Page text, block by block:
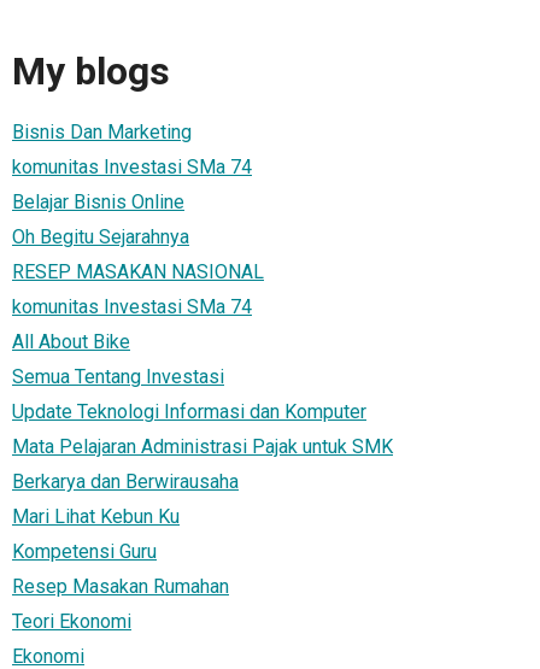
My blogs
Bisnis Dan Marketing
komunitas Investasi SMa 74
Belajar Bisnis Online
Oh Begitu Sejarahnya
RESEP MASAKAN NASIONAL
komunitas Investasi SMa 74
All About Bike
Semua Tentang Investasi
Update Teknologi Informasi dan Komputer
Mata Pelajaran Administrasi Pajak untuk SMK
Berkarya dan Berwirausaha
Mari Lihat Kebun Ku
Kompetensi Guru
Resep Masakan Rumahan
Teori Ekonomi
Ekonomi